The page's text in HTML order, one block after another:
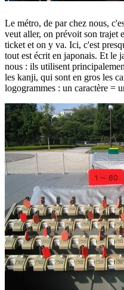
Le métro, de par chez nous,
veut aller, on prévoit son trajet
ticket et on y va. Ici, c'est
tout est écrit en japonais. Et le
nous : ils utilisent
les kanji, qui sont en gros les
logogrammes : un caractère =